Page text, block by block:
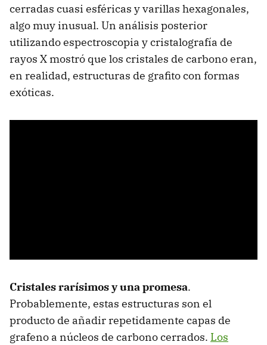
cerradas cuasi esféricas y varillas hexagonales,
algo muy inusual. Un análisis posterior
utilizando espectroscopia y cristalografía de
rayos X mostró que los cristales de carbono eran,
en realidad, estructuras de grafito con formas
exóticas.
Cristales rarísimos y una promesa.
Probablemente, estas estructuras son el
producto de añadir repetidamente capas de
grafeno a núcleos de carbono cerrados. Los